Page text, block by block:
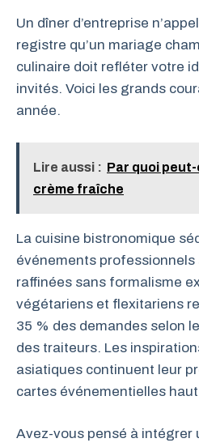
Un dîner d’entreprise
registre qu’un mariage
culinaire doit refléter votre
invités. Voici les grands
année.
Lire aussi : Par quoi
crème fraîche
La cuisine bistronomique
événements
raffinées sans formalisme
végétariens et flexitariens
35 % des demandes selon
des traiteurs. Les
asiatiques continuent leur
cartes événementielles
Avez-vous pensé à intégrer